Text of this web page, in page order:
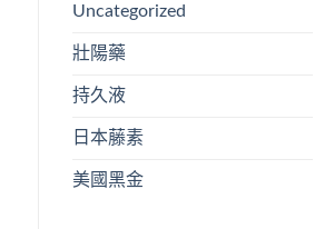
Uncategorized
壯陽藥
持久液
日本藤素
美國黑金